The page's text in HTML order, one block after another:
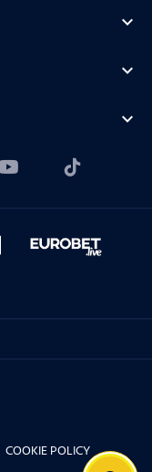
expand_more
expand_more
expand_more
COOKIE POLICY